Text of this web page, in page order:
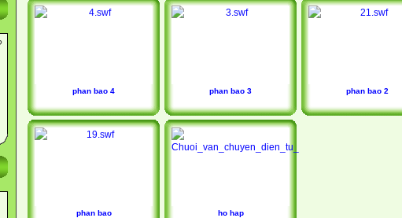
phan bao 4 phan bao 3 phan bao 2
phan bao ho hap